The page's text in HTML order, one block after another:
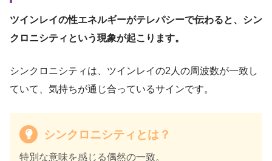
ツインレイの性エネルギーがテレパシーで伝わると、シン
クロニシティという現象が起こります。
シンクロニシティは、ツインレイの2人の周波数が一致し
ていて、気持ちが通じ合っているサインです。
シンクロニシティとは？
特別な意味を感じる偶然の一致。